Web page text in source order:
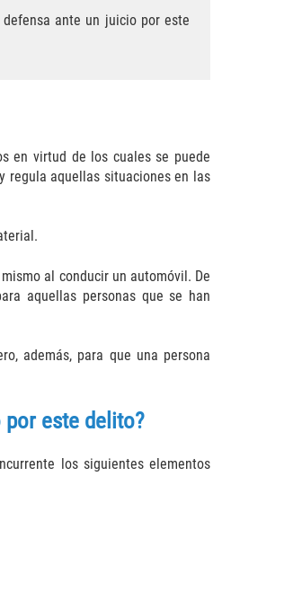
ante un juicio por este
en virtud de los cuales se puede
regula aquellas situaciones en las
al conducir un automóvil. De
aquellas personas que se han
además, para que una persona
este delito?
los siguientes elementos